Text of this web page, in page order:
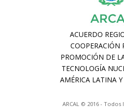
ARCAL © 2016 -